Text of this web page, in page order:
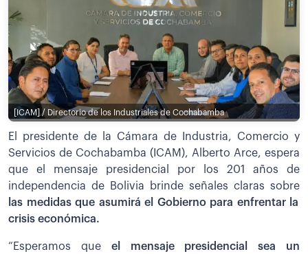
[ICAM] / Directorio de los Industriales de Cochabamba
El presidente de la Cámara de Industria, Comercio y
Servicios de Cochabamba (ICAM), Alberto Arce, espera
que el mensaje presidencial por los 201 años de
independencia de Bolivia brinde señales claras sobre
las medidas que asumirá el Gobierno para enfrentar la
crisis económica.
“Esperamos queel mensaje presidencial sea un